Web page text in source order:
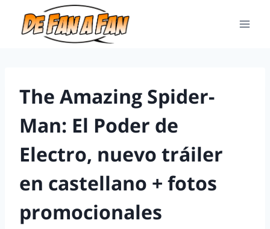
The Amazing Spider-
Man: El Poder de
Electro, nuevo tráiler
en castellano + fotos
promocionales